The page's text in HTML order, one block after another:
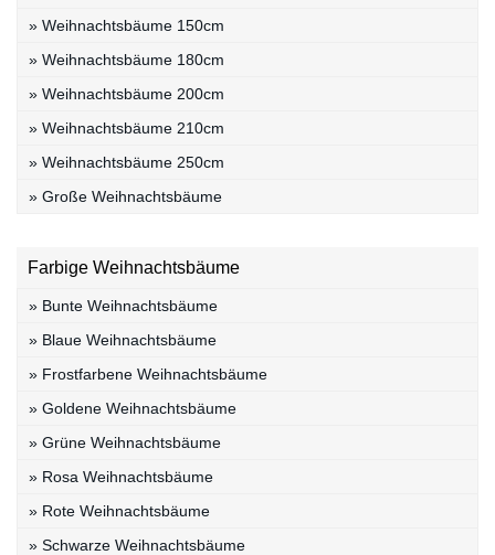
» Weihnachtsbäume 150cm
» Weihnachtsbäume 180cm
» Weihnachtsbäume 200cm
» Weihnachtsbäume 210cm
» Weihnachtsbäume 250cm
» Große Weihnachtsbäume
Farbige Weihnachtsbäume
» Bunte Weihnachtsbäume
» Blaue Weihnachtsbäume
» Frostfarbene Weihnachtsbäume
» Goldene Weihnachtsbäume
» Grüne Weihnachtsbäume
» Rosa Weihnachtsbäume
» Rote Weihnachtsbäume
» Schwarze Weihnachtsbäume